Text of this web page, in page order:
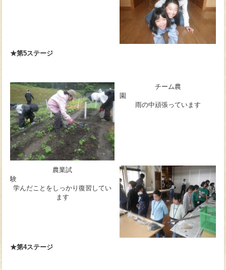
★第5ステージ
チーム農
雨の中頑張っています
農業試
験
学んだことをしっかり復習してい
ます
★第4ステージ